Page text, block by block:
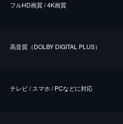
フルHD画質 / 4K画質
⾼⾳質（DOLBY DIGITAL PLUS）
テレビ / スマホ / PCなどに対応